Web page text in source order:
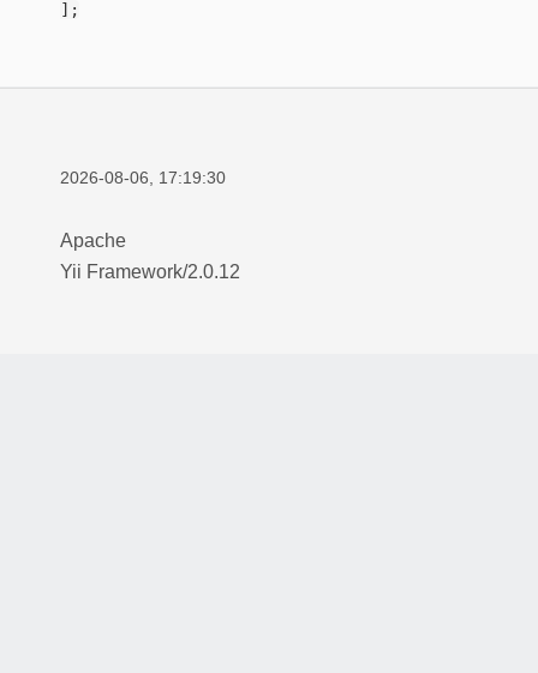
];
2026-08-06, 17:19:30
Apache
Yii Framework/2.0.12